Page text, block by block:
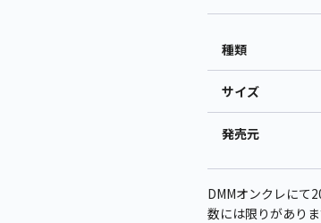
種類
サイズ
発売元
DMMオンクレにて
数には限りがあり